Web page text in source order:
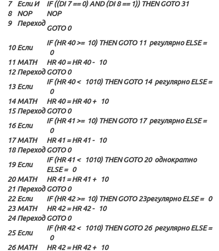
7
Если И
IF ((DI 7 == 0) AND (DI 8 == 1)) THEN GOTO 31
8
NOP
NOP
9
Переход
GOTO 0
10 Если
IF (HR 40 >= 10) THEN GOTO 11 регулярно ELSE =
0
11 MATH
HR 40 = HR 40 - 10
12 Переход GOTO 0
13 Если
IF (HR 40 < 1010) THEN GOTO 14 регулярно ELSE =
0
14 MATH
HR 40 = HR 40 + 10
15 Переход GOTO 0
16 Если
IF (HR 41 >= 10) THEN GOTO 17 регулярно ELSE =
0
17 MATH
HR 41 = HR 41 - 10
18 Переход GOTO 0
19 Если
IF (HR 41 < 1010) THEN GOTO 20 однократно
ELSE = 0
20 MATH
HR 41 = HR 41 + 10
21 Переход GOTO 0
22 Если
IF (HR 42 >= 10) THEN GOTO 23регулярно ELSE = 0
23 MATH
HR 42 = HR 42 - 10
24 Переход GOTO 0
25 Если
IF (HR 42 < 1010) THEN GOTO 26 регулярно ELSE =
0
26 MATH
HR 42 = HR 42 + 10